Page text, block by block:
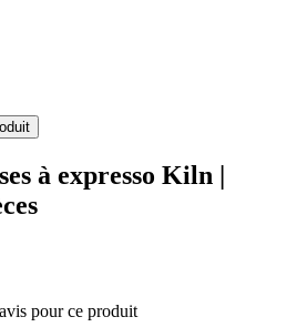
à expresso Kiln |
pour ce produit